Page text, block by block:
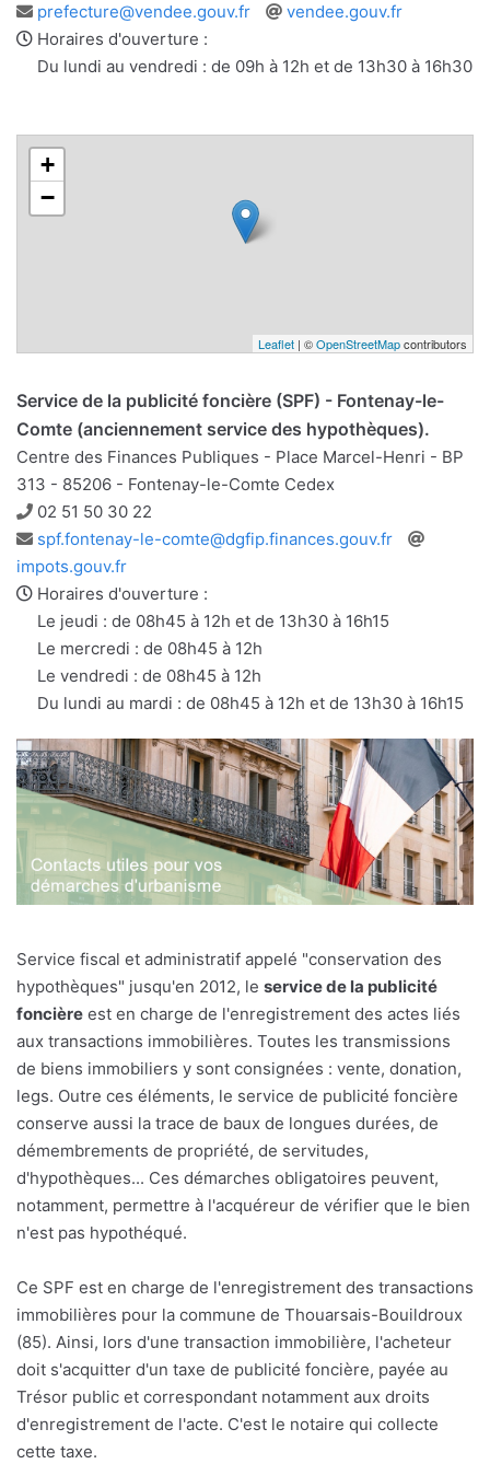
Adresse
e-
mail
prefecture@vendee.gouv.fr
Site
vendee.gouv.fr
Horaires d'ouverture :
Du lundi au vendredi : de 09h à 12h et de 13h30 à 16h30
+
−
Leaflet | ©OpenStreetMapcontributors
Service de la publicité foncière (SPF) - Fontenay-le-
Comte (anciennement service des hypothèques).
Centre des Finances Publiques - Place Marcel-Henri - BP
313 - 85206 - Fontenay-le-Comte Cedex
Téléphone
02 51 50 30 22
Adresse
e-
mail
spf.fontenay-le-comte@dgfip.finances.gouv.fr
impots.gouv.fr
Horaires d'ouverture :
Le jeudi : de 08h45 à 12h et de 13h30 à 16h15
Le mercredi : de 08h45 à 12h
Le vendredi : de 08h45 à 12h
Du lundi au mardi : de 08h45 à 12h et de 13h30 à 16h15
Service fiscal et administratif appelé "conservation des
hypothèques" jusqu'en 2012, le service de la publicité
foncière est en charge de l'enregistrement des actes liés
aux transactions immobilières. Toutes les transmissions
de biens immobiliers y sont consignées : vente, donation,
legs. Outre ces éléments, le service de publicité foncière
conserve aussi la trace de baux de longues durées, de
démembrements de propriété, de servitudes,
d'hypothèques... Ces démarches obligatoires peuvent,
notamment, permettre à l'acquéreur de vérifier que le bien
n'est pas hypothéqué.
Ce SPF est en charge de l'enregistrement des transactions
immobilières pour la commune de Thouarsais-Bouildroux
(85). Ainsi, lors d'une transaction immobilière, l'acheteur
doit s'acquitter d'un taxe de publicité foncière, payée au
Trésor public et correspondant notamment aux droits
d'enregistrement de l'acte. C'est le notaire qui collecte
cette taxe.